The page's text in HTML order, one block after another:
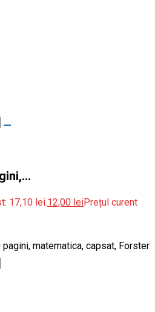
17,10 lei.12,00 leiPrețul curent
matematica, capsat, Forster